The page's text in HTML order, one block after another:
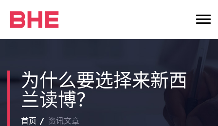
为什么要选择来新西
兰读博？
首页 资讯文章